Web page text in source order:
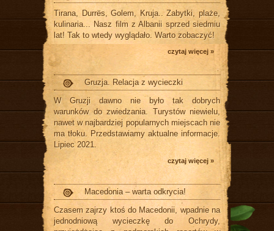
Tirana, Durrës, Golem, Kruja.. Zabytki, plaże,
kulinaria... Nasz film z Albanii sprzed siedmiu
lat! Tak to wtedy wyglądało. Warto zobaczyć!
czytaj więcej »
Gruzja. Relacja z wycieczki
W Gruzji dawno nie było tak dobrych
warunków do zwiedzania. Turystów niewielu,
nawet w najbardziej popularnych miejscach nie
ma tłoku. Przedstawiamy aktualne informacje.
Lipiec 2021.
czytaj więcej »
Macedonia – warta odkrycia!
Czasem zajrzy ktoś do Macedonii, wpadnie na
jednodniową wycieczkę do Ochrydy,